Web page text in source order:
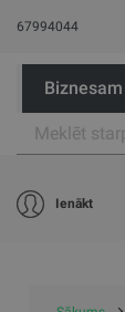
67994044
Biznesam
Ienākt